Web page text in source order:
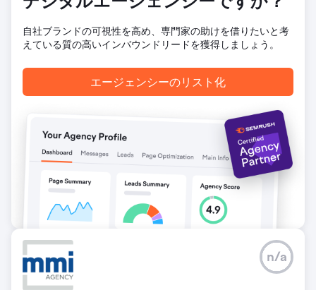
自社ブランドの可視性を高め、専門家の助けを借りたいと考
えている質の高いインバウンドリードを獲得しましょう。
エージェンシーのリスト化
n/a